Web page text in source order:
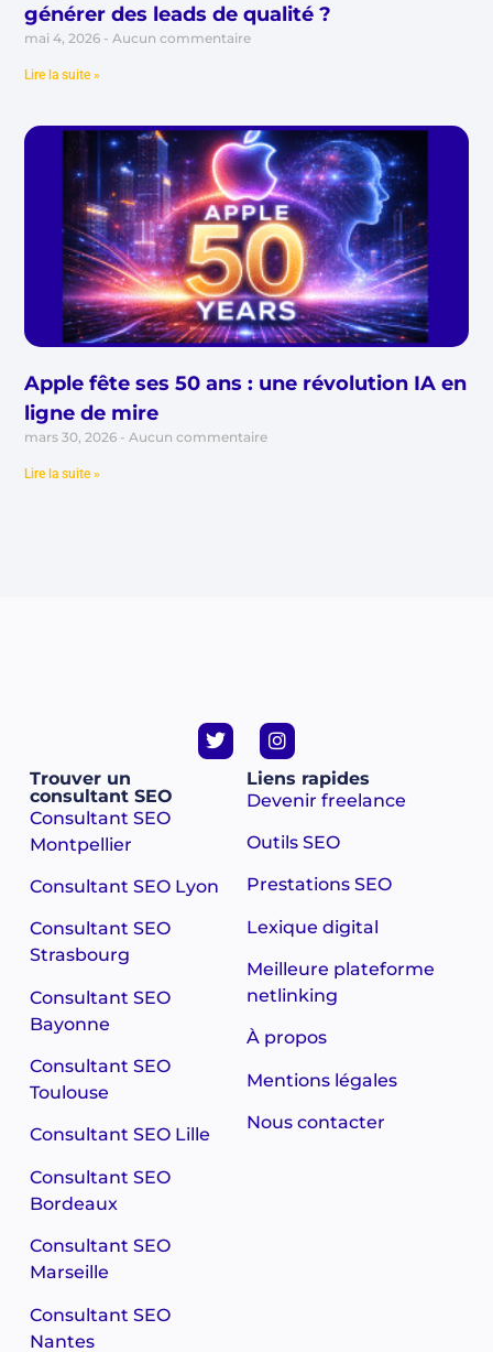
générer des leads de qualité ?
mai 4, 2026 Aucun commentaire
Lire la suite »
Apple fête ses 50 ans : une révolution IA en
ligne de mire
mars 30, 2026 Aucun commentaire
Lire la suite »
Trouver un
consultant SEO
Consultant SEO
Montpellier
Consultant SEO Lyon
Consultant SEO
Strasbourg
Consultant SEO
Bayonne
Consultant SEO
Toulouse
Consultant SEO Lille
Consultant SEO
Bordeaux
Consultant SEO
Marseille
Consultant SEO
Nantes
Liens rapides
Devenir freelance
Outils SEO
Prestations SEO
Lexique digital
Meilleure plateforme
netlinking
À propos
Mentions légales
Nous contacter